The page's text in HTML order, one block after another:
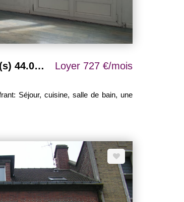
Appartement Beauvais 2 pièce(s) 44.09 m2 Loyer 727 €/mois
Séjour, cuisine, salle de bain, une